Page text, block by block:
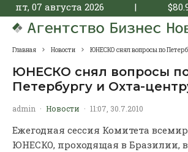
пт, 07 августа 2026 | $
Главная Новости ЮНЕСКО снял вопросы по
ЮНЕСКО снял вопросы
Петербургу и Охта-
admin · Новости · 11:07, 30.7.2010
Ежегодная сессия Комитета
ЮНЕСКО, проходящая в Бразилии, в